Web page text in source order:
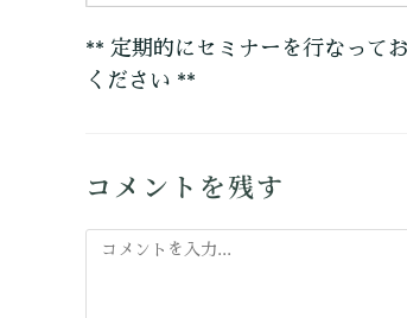
** 定期的にセミナーを行なって
ください **
コメントを残す